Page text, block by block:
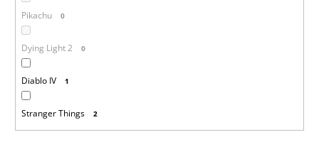
Pikachu 0
Dying Light 2 0
Diablo IV 1
Stranger Things 2